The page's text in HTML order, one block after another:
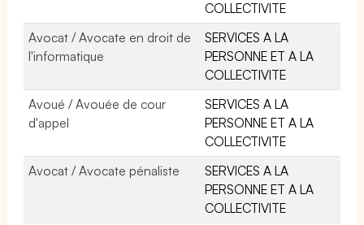
COLLECTIVITE
Avocat / Avocate en droit de
l'informatique
SERVICES A LA
PERSONNE ET A LA
COLLECTIVITE
Avoué / Avouée de cour
d'appel
SERVICES A LA
PERSONNE ET A LA
COLLECTIVITE
Avocat / Avocate pénaliste
SERVICES A LA
PERSONNE ET A LA
COLLECTIVITE